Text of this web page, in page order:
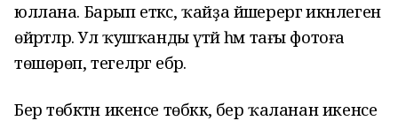
юллана. Барып еткәс, ҡайҙа йәшерергә икәнлеген
өйрәтәләр. Ул ҡушҡанды үтәй һәм тағы фотоға
төшөрөп, тегеләргә ебәрә.
Бер төбәктән икенсе төбәккә, бер ҡаланан икенсе